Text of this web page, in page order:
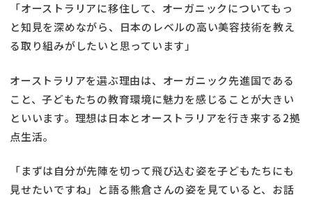
「オーストラリアに移住して、オーガニックについてもっ
と知見を深めながら、日本のレベルの高い美容技術を教え
る取り組みがしたいと思っています」
オーストラリアを選ぶ理由は、オーガニック先進国である
こと、子どもたちの教育環境に魅力を感じることが大きい
といいます。理想は日本とオーストラリアを行き来する2拠
点生活。
「まずは自分が先陣を切って飛び込む姿を子どもたちにも
見せたいですね」と語る熊倉さんの姿を見ていると、お話